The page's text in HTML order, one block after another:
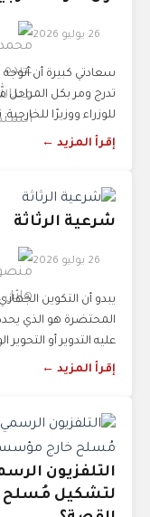
26 يوليو 2026
سعادتي كبيرة أن أتوجه
تدرج ومر بكل المراحل
للوزراء ووزيرًا
إقرأ المزيد ←
شرعية الرثاثة
26 يوليو 2026
يبدو أن التكوين
المحتضرة هو الذي
عليه التدوير أو التحوير
إقرأ المزيد ←
التلفزيون
لتشكيل مُسلح